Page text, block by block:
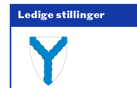
Ledige stillinger